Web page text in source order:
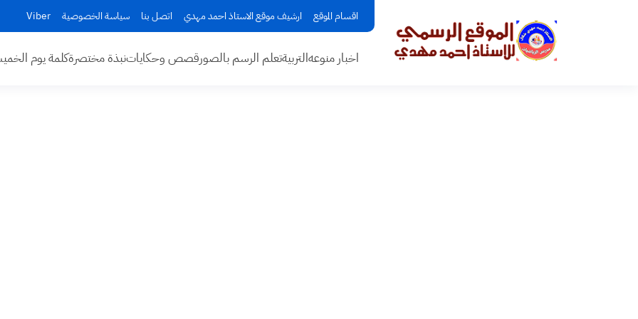
اقسام الموقع ارشيف موقع الاستاذ احمد مهدي اتصل بنا سياسة الخصوصية Viber
اخبار منوعهالتربيةتعلم الرسم بالصورقصص وحكاياتنبذة مختصرةكلمة يوم